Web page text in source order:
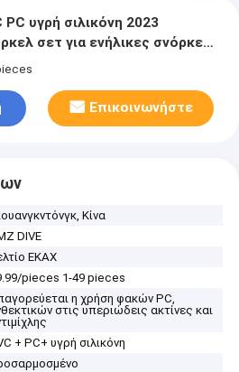
υγρή σιλικόνη 2023
σετ για ενήλικες σνόρκελ
Επικοινωνήστε
Κίνα
DIVE
ΕΚΑΧ
pieces 1-49 pieces
η χρήση φακών PC,
στις υπεριώδεις ακτίνες και
+ PC+ υγρή σιλικόνη